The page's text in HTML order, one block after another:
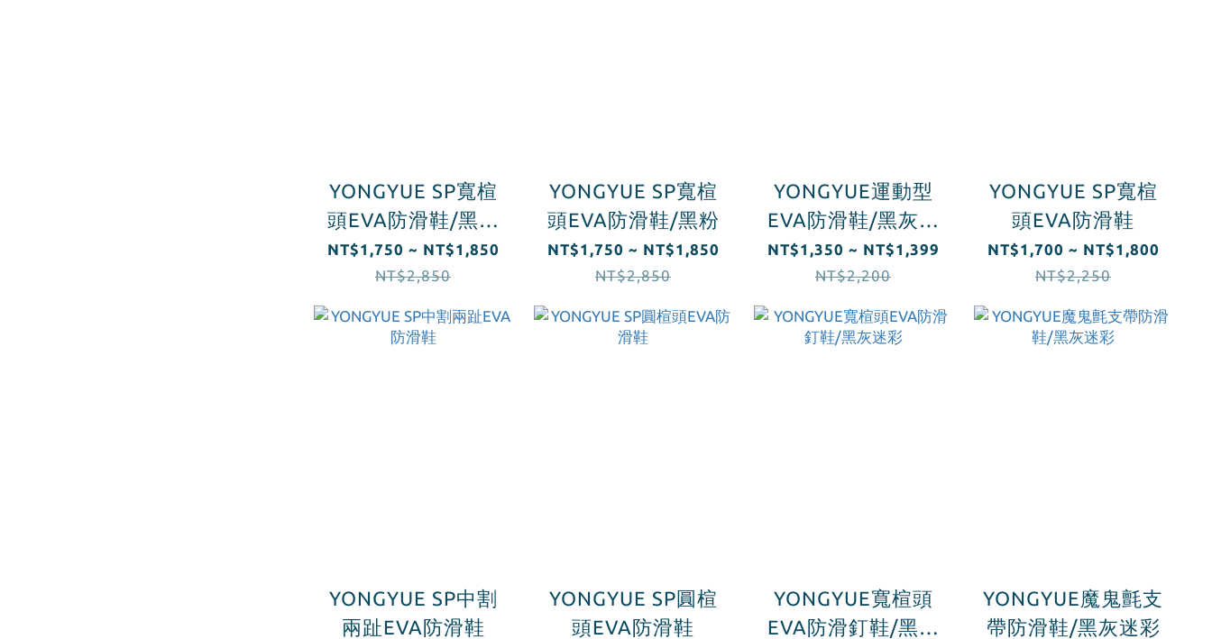
YONGYUE SP寬楦
頭EVA防滑鞋/黑灰
迷彩
NT$1,750 ~ NT$1,850
NT$2,850
YONGYUE SP寬楦
頭EVA防滑鞋/黑粉
NT$1,750 ~ NT$1,850
NT$2,850
YONGYUE運動型
EVA防滑鞋/黑灰迷
彩
NT$1,350 ~ NT$1,399
NT$2,200
YONGYUE SP寬楦
頭EVA防滑鞋
NT$1,700 ~ NT$1,800
NT$2,250
YONGYUE SP中割
兩趾EVA防滑鞋
YONGYUE SP圓楦
頭EVA防滑鞋
YONGYUE寬楦頭
EVA防滑釘鞋/黑灰
YONGYUE魔鬼氈支
帶防滑鞋/黑灰迷彩